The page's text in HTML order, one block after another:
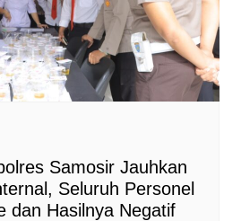
Samosir Jauhkan
Seluruh Personel
dan Hasilnya Negatif